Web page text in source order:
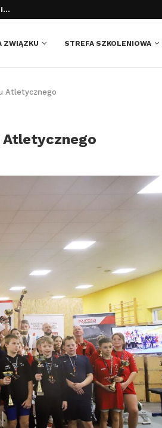
ZWIĄZKU STREFA SZKOLENIOWA
Atletycznego
Atletycznego